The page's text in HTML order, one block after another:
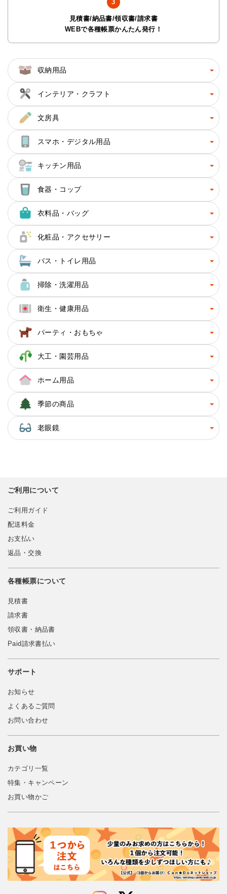
見積書/納品書/領収書/請求書
WEBで各種帳票かんたん発行！
収納用品
インテリア・クラフト
文房具
スマホ・デジタル用品
キッチン用品
食器・コップ
衣料品・バッグ
化粧品・アクセサリー
バス・トイレ用品
掃除・洗濯用品
衛生・健康用品
パーティ・おもちゃ
大工・園芸用品
ホーム用品
季節の商品
老眼鏡
ご利用について
ご利用ガイド
配送料金
お支払い
返品・交換
各種帳票について
見積書
請求書
領収書・納品書
Paid請求書払い
サポート
お知らせ
よくあるご質問
お問い合わせ
お買い物
カテゴリ一覧
特集・キャンペーン
お買い物かご